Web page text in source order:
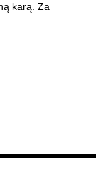
karą. Za